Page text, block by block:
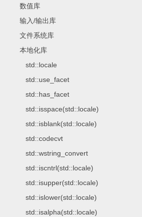
数值库
输入/输出库
文件系统库
本地化库
std::locale
std::use_facet
std::has_facet
std::isspace(std::locale)
std::isblank(std::locale)
std::codecvt
std::wstring_convert
std::iscntrl(std::locale)
std::isupper(std::locale)
std::islower(std::locale)
std::isalpha(std::locale)